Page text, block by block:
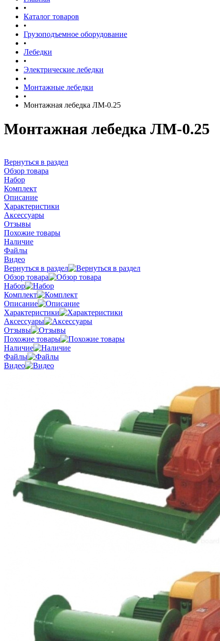
•
Каталог товаров
•
Грузоподъемное оборудование
•
Лебедки
•
Электрические лебедки
•
Монтажные лебедки
•
Монтажная лебедка ЛМ-0.25
Монтажная лебедка ЛМ-0.25
Вернуться в раздел
Обзор товара
Набор
Комплект
Описание
Характеристики
Аксессуары
Отзывы
Похожие товары
Наличие
Файлы
Видео
Вернуться в раздел
Обзор товара
Набор
Комплект
Описание
Характеристики
Аксессуары
Отзывы
Похожие товары
Наличие
Файлы
Видео